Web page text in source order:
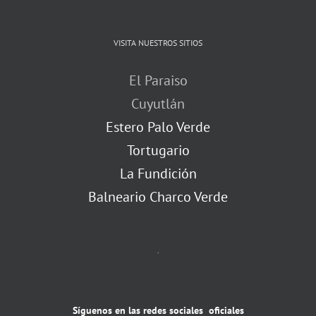
VISITA NUESTROS SITIOS
El Paraiso
Cuyutlán
Estero Palo Verde
Tortugario
La Fundición
Balneario Charco Verde
.
Síguenos en las redes sociales oficiales